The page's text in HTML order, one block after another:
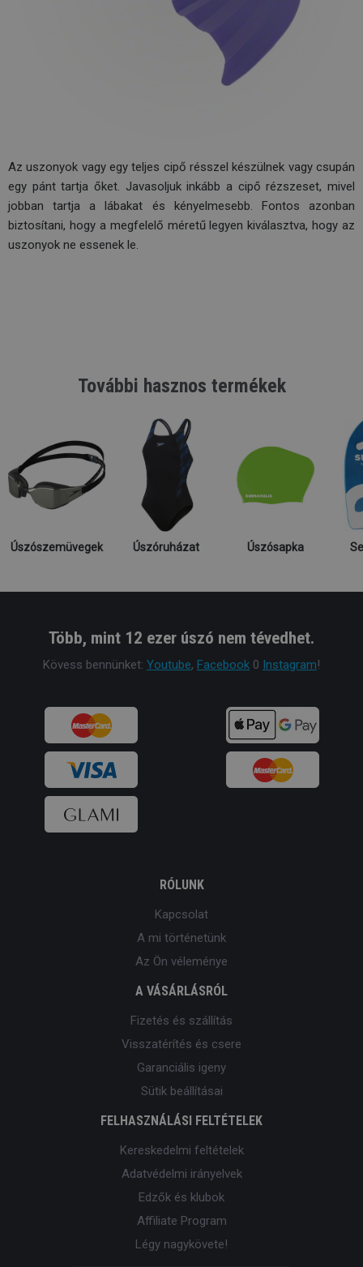
Az uszonyok vagy egy teljes cipő résszel készülnek vagy csupán
egy pánt tartja őket. Javasoljuk inkább a cipő rézszeset, mivel
jobban tartja a lábakat és kényelmesebb. Fontos azonban
biztosítani, hogy a megfelelő méretű legyen kiválasztva, hogy az
uszonyok ne essenek le.
További hasznos termékek
Úszószemüvegek Úszóruházat Úszósapka
Több, mint 12 ezer úszó nem tévedhet.
Kövess bennünket: Youtube, Facebook 0 Instagram!
RÓLUNK
Kapcsolat
A mi történetünk
Az Ön véleménye
A VÁSÁRLÁSRÓL
Fizetés és szállítás
Visszatérítés és csere
Garanciális igeny
Sütik beállításai
FELHASZNÁLÁSI FELTÉTELEK
Kereskedelmi feltételek
Adatvédelmi irányelvek
Edzők és klubok
Affiliate Program
Légy nagykövete!